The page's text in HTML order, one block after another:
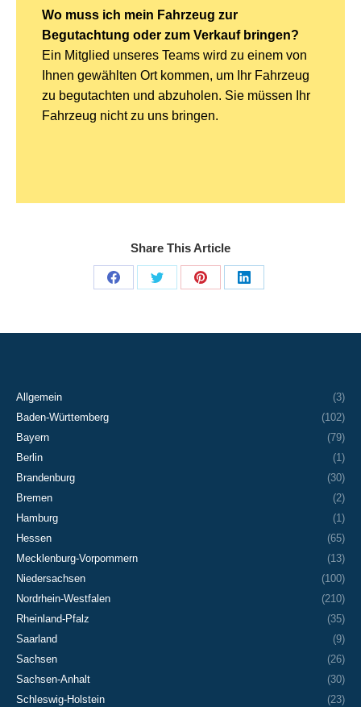
Wo muss ich mein Fahrzeug zur
Begutachtung oder zum Verkauf bringen?
Ein Mitglied unseres Teams wird zu einem von
Ihnen gewählten Ort kommen, um Ihr Fahrzeug
zu begutachten und abzuholen. Sie müssen Ihr
Fahrzeug nicht zu uns bringen.
Share This Article
Share
Facebook
Share
X
Share
Pinterest
Share
LinkedIn
Allgemein
(3)
Baden-Württemberg
(102)
Bayern
(79)
Berlin
(1)
Brandenburg
(30)
Bremen
(2)
Hamburg
(1)
Hessen
(65)
Mecklenburg-Vorpommern
(13)
Niedersachsen
(100)
Nordrhein-Westfalen
(210)
Rheinland-Pfalz
(35)
Saarland
(9)
Sachsen
(26)
Sachsen-Anhalt
(30)
Schleswig-Holstein
(23)